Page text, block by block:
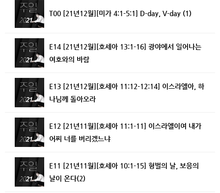
T00 [21년12월][미가 4:1-5:1] D-day, V-day (1)
E14 [21년12월][호세아 13:1-16] 광야에서 일어나는
여호와의 바람
E13 [21년12월][호세아 11:12-12:14] 이스라엘아, 하
나님께 돌아오라
E12 [21년11월][호세아 11:1-11] 이스라엘이여 내가
어찌 너를 버리겠느냐
E11 [21년11월][호세아 10:1-15] 형벌의 날, 보응의
날이 온다(2)